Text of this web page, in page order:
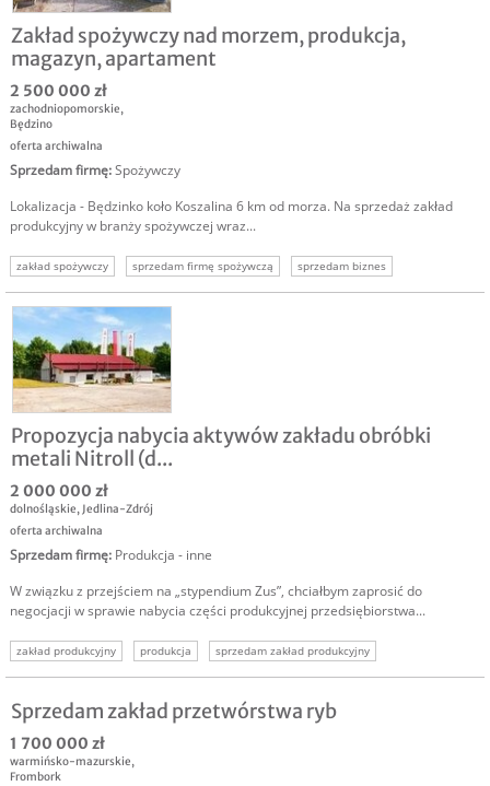
Zakład spożywczy nad morzem, produkcja,
magazyn, apartament
2 500 000 zł
zachodniopomorskie,
Będzino
oferta archiwalna
Sprzedam firmę:Spożywczy
Lokalizacja - Będzinko koło Koszalina 6 km od morza. Na sprzedaż zakład
produkcyjny w branży spożywczej wraz...
zakład spożywczy sprzedam firmę spożywczą
sprzedam biznes
sprzedam zakład produkcyjny
Propozycja nabycia aktywów zakładu obróbki
metali Nitroll (d...
2 000 000 zł
dolnośląskie, Jedlina-Zdrój
oferta archiwalna
Sprzedam firmę: Produkcja - inne
W związku z przejściem na „stypendium Zus”, chciałbym zaprosić do
negocjacji w sprawie nabycia części produkcyjnej przedsiębiorstwa...
zakład produkcyjny produkcja
sprzedam zakład produkcyjny
sprzedam produkcję
oferta sprzedaży zakładu
firma produkcyjna
sprzedam firmę prodyukcyjną
Sprzedam zakład przetwórstwa ryb
1 700 000 zł
warmińsko-mazurskie,
Frombork